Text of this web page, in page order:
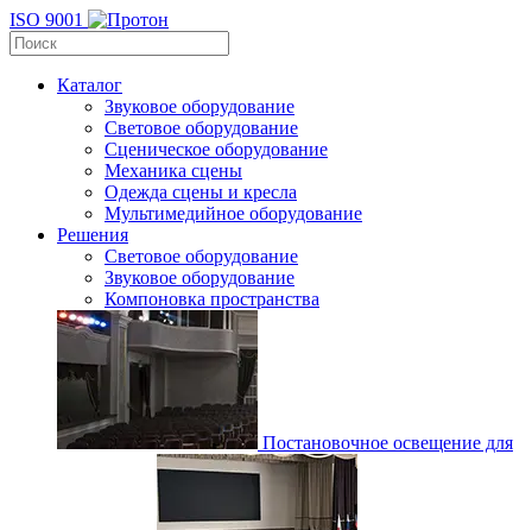
ISO 9001
Каталог
Звуковое оборудование
Световое оборудование
Сценическое оборудование
Механика сцены
Одежда сцены и кресла
Мультимедийное оборудование
Решения
Световое оборудование
Звуковое оборудование
Компоновка пространства
Постановочное освещение для